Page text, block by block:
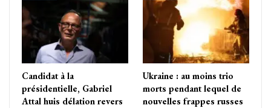
Candidat à la
présidentielle, Gabriel
Attal huis délation revers
Ukraine : au moins trio
morts pendant lequel de
nouvelles frappes russes